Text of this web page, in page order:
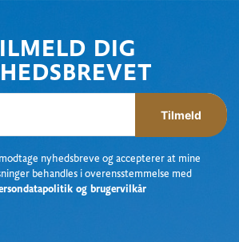
DIG
Tilmeld
nyhedsbreve og accepterer at mine
behandles i overensstemmelse med
og brugervilkår